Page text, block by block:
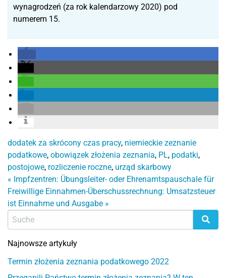
wynagrodzeń (za rok kalendarzowy 2020) pod
numerem 15.
dodatek za skrócony czas pracy, niemieckie zeznanie
podatkowe, obowiązek złożenia zeznania, PL, podatki,
postojowe, rozliczenie roczne, urząd skarbowy
« Impfzentren: Übungsleiter- oder Ehrenamtspauschale für
Freiwillige Einnahmen-Überschussrechnung: Umsatzsteuer
ist Einnahme und Ausgabe »
Najnowsze artykuły
Termin złożenia zeznania podatkowego 2022